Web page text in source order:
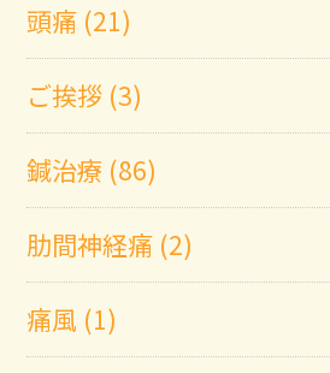
頭痛 (21)
ご挨拶 (3)
鍼治療 (86)
肋間神経痛 (2)
痛風 (1)